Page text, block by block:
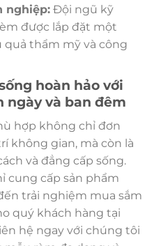
nghiệp:Đội ngũ kỹ
được lắp đặt một
quả thẩm mỹ và công
hoàn hảo với
ngày và ban đêm
hợp không chỉ đơn
không gian, mà còn là
và đẳng cấp sống.
cung cấp sản phẩm
trải nghiệm mua sắm
quý khách hàng tại
hệ ngay với chúng tôi